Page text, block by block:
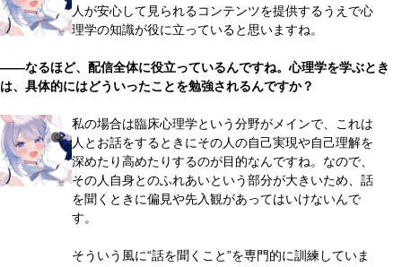
人が安心して見られるコンテンツを提供するうえで心
理学の知識が役に立っていると思いますね。
――なるほど、配信全体に役立っているんですね。心理学を学ぶとき
は、具体的にはどういったことを勉強されるんですか？
私の場合は臨床心理学という分野がメインで、これは
人とお話をするときにその人の自己実現や自己理解を
深めたり高めたりするのが目的なんですね。なので、
その人自身とのふれあいという部分が大きいため、話
を聞くときに偏見や先入観があってはいけないんで
す。
そういう風に“話を聞くこと”を専門的に訓練していま